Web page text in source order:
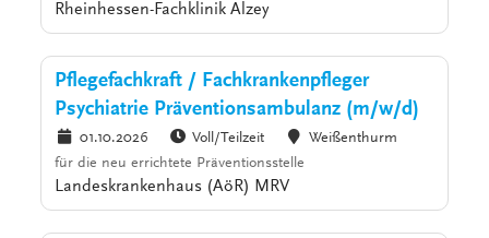
Rheinhessen-Fachklinik Alzey
Pflegefachkraft / Fachkrankenpfleger
Psychiatrie Präventionsambulanz (m/w/d)
01.10.2026 Voll/Teilzeit
Weißenthurm
für die neu errichtete Präventionsstelle
Landeskrankenhaus (AöR) MRV